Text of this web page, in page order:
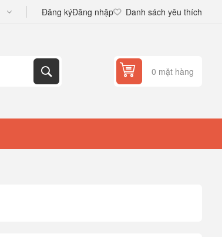
Đăng kýĐăng nhập Danh sách yêu thích
0 mặt hàng